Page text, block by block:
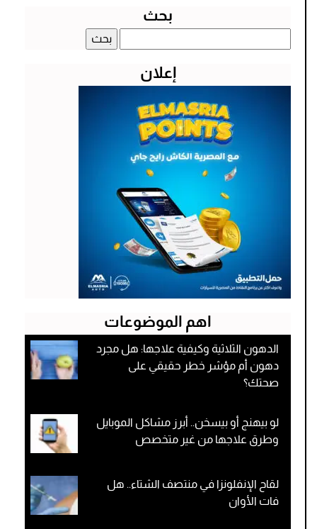
بحث
عن:
إعلان
اهم الموضوعات
الدهون الثلاثية وكيفية علاجها: هل مجرد
دهون أم مؤشر خطر حقيقي على
صحتك؟
لو بيهنج أو بيسخن.. أبرز مشاكل الموبايل
وطرق علاجها من غير متخصص
لقاح الإنفلونزا في منتصف الشتاء.. هل
فات الأوان